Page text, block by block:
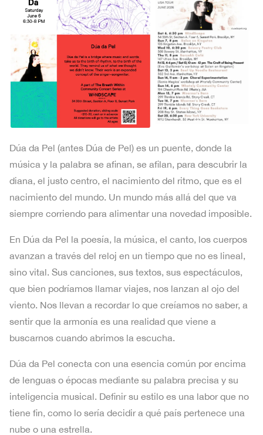
Dúa da Pel (antes Dúa de Pel) es un puente, donde la
música y la palabra se afinan, se afilan, para descubrir la
diana, el justo centro, el nacimiento del ritmo, que es el
nacimiento del mundo. Un mundo más allá del que va
siempre corriendo para alimentar una novedad imposible.
En Dúa da Pel la poesía, la música, el canto, los cuerpos
avanzan a través del reloj en un tiempo que no es lineal,
sino vital. Sus canciones, sus textos, sus espectáculos,
que bien podríamos llamar viajes, nos lanzan al ojo del
viento. Nos llevan a recordar lo que creíamos no saber, a
sentir que la armonía es una realidad que viene a
buscarnos cuando abrimos la escucha.
Dúa da Pel conecta con una esencia común por encima
de lenguas o épocas mediante su palabra precisa y su
inteligencia musical. Definir su estilo es una labor que no
tiene fin, como lo sería decidir a qué país pertenece una
nube o una estrella.